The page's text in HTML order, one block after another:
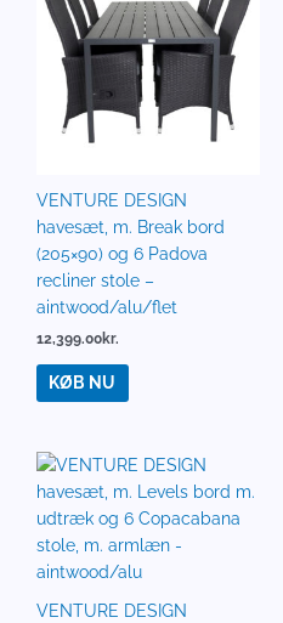
VENTURE DESIGN
havesæt, m. Break bord
(205×90) og 6 Padova
recliner stole –
aintwood/alu/flet
12,399.00kr.
KØB NU
VENTURE DESIGN